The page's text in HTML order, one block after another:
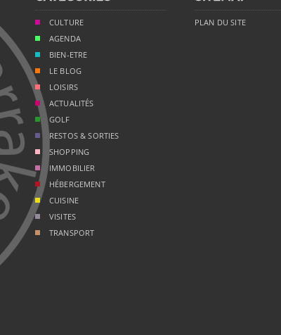
CULTURE
AGENDA
BIEN-ETRE
LE BLOG
LOISIRS
ACTUALITÉS
GOLF
RESTOS & SORTIES
SHOPPING
IMMOBILIER
HÉBERGEMENT
CUISINE
VISITES
TRANSPORT
PLAN DU SITE